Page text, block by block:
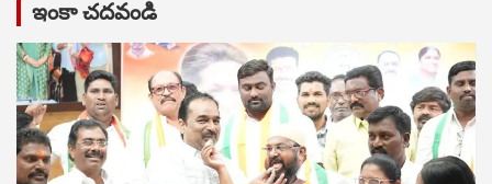
ఇంకా చదవండి